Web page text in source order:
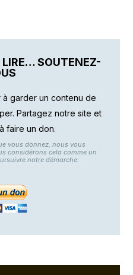
SOUTENEZ-
garder un contenu de
Partagez notre site et
faire un don.
vous donnez, nous vous
considérons cela comme un
notre démarche.